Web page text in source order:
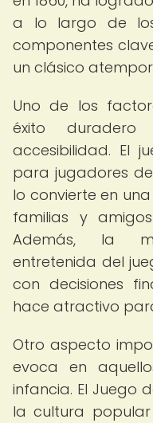
a lo largo de
componentes
un clásico
Uno de los
éxito
accesibilidad. El
para jugadores
lo convierte en
familias y
Además, la
entretenida del
con decisiones
hace atractivo
Otro aspecto
evoca en
infancia. El Juego
la cultura